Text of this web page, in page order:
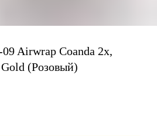
Airwrap Coanda 2x,
(Розовый)